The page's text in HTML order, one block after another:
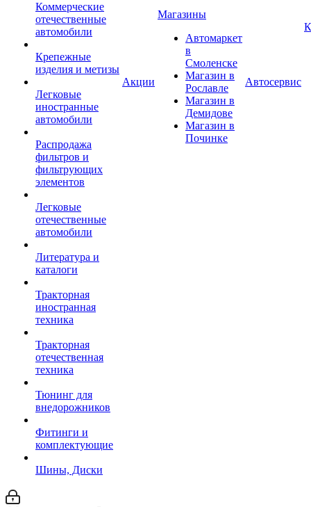
Коммерческие
отечественные
автомобили
Крепежные
изделия и метизы
Легковые
иностранные
автомобили
Распродажа
фильтров и
фильтрующих
элементов
Легковые
отечественные
автомобили
Литература и
каталоги
Тракторная
иностранная
техника
Тракторная
отечественная
техника
Тюнинг для
внедорожников
Фитинги и
комплектующие
Шины, Диски
Акции
Магазины
Автомаркет
в
Смоленске
Магазин в
Рославле
Магазин в
Демидове
Магазин в
Починке
Автосервис